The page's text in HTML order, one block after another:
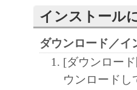
インストール
ダウンロード／イ
[ダウンロー
ウンロードし